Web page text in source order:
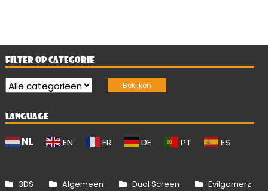
FILTER OP CATEGORIE
LANGUAGE
NL EN FR DE PT ES
3DS Algemeen Dual Screen Evilgamerz